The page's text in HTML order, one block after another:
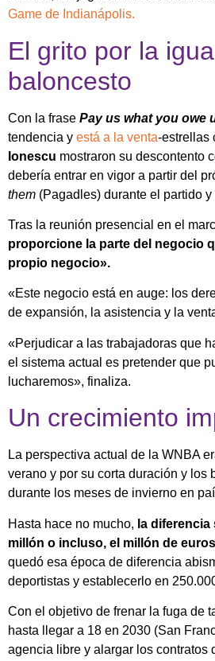
Game de Indianápolis.
El grito por la
baloncesto
Con la frase Pay us what you owe
tendencia y está a la venta-estrellas
Ionescu mostraron su descontento
debería entrar en vigor a partir del
them (Pagadles) durante el partido
Tras la reunión presencial en el
proporcione la parte del negocio
propio negocio».
«Este negocio está en auge: los
de expansión, la asistencia y la
«Perjudicar a las trabajadoras que
el sistema actual es pretender que
lucharemos», finaliza.
Un crecimiento
La perspectiva actual de la WNBA
verano y por su corta duración y
durante los meses de invierno en
Hasta hace no mucho, la
millón o incluso, el millón de
quedó esa época de diferencia
deportistas y establecerlo en
Con el objetivo de frenar la fuga de
hasta llegar a 18 en 2030 (San
agencia libre y alargar los contratos